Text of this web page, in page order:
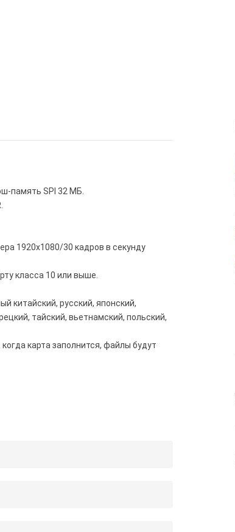
память SPI 32 МБ.
1920x1080/30 кадров в секунду
класса 10 или выше.
китайский, русский, японский,
тайский, вьетнамский, польский,
карта заполнится, файлы будут